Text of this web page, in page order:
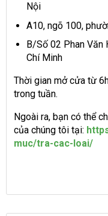
Nội
A10, ngõ 100,
B/Số 02 Phan Văn
Chí Minh
Thời gian mở cửa từ
trong tuần.
Ngoài ra, bạn có thể
của chúng tôi tại:
muc/tra-cac-loai/